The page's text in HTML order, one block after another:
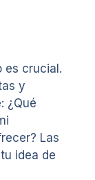
es crucial.
y
¿Qué
Las
idea de